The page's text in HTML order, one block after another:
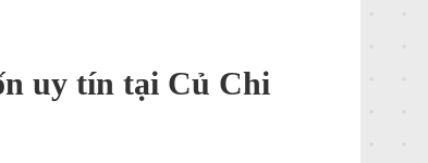
uy tín tại Củ Chi